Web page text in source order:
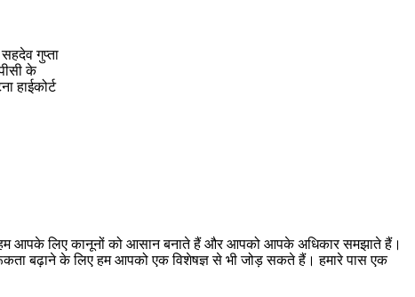
गुप्ता
के
हाईकोर्ट
हम आपके लिए कानूनों को आसान बनाते हैं और आपको आपके अधिकार समझाते हैं।
बढ़ाने के लिए हम आपको एक विशेषज्ञ से भी जोड़ सकते हैं। हमारे पास एक